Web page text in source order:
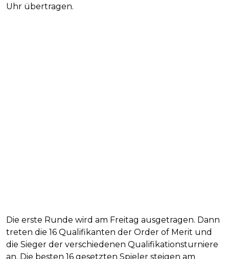
Uhr übertragen.
Die erste Runde wird am Freitag ausgetragen. Dann
treten die 16 Qualifikanten der Order of Merit und
die Sieger der verschiedenen Qualifikationsturniere
an. Die besten 16 gesetzten Spieler steigen am